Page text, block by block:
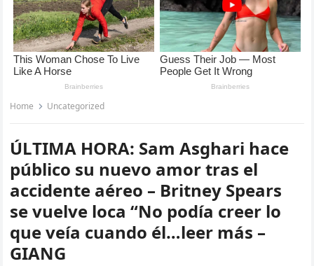
Home Uncategorized
ÚLTIMA HORA: Sam Asghari hace
público su nuevo amor tras el
accidente aéreo – Britney Spears
se vuelve loca “No podía creer lo
que veía cuando él…leer más –
GIANG